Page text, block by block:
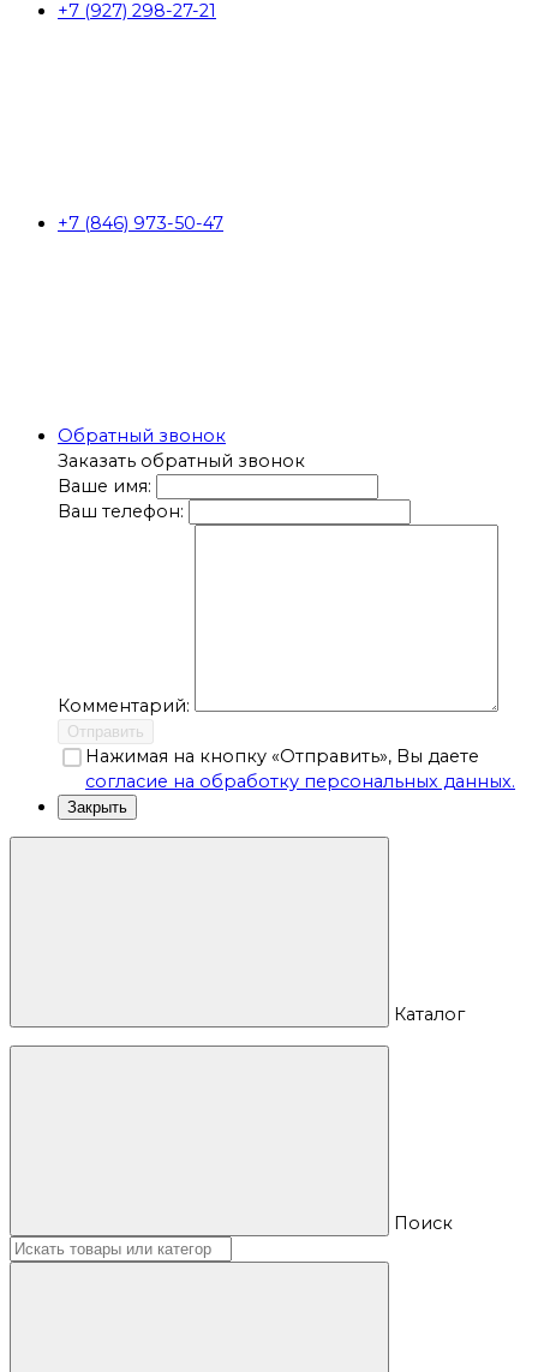
+7 (927) 298-27-21
+7 (846) 973-50-47
Обратный звонок
Заказать обратный звонок
Ваше имя:
Ваш телефон:
Комментарий:
Отправить
Нажимая на кнопку «Отправить», Вы даете
согласие на обработку персональных данных.
Закрыть
Каталог
Поиск